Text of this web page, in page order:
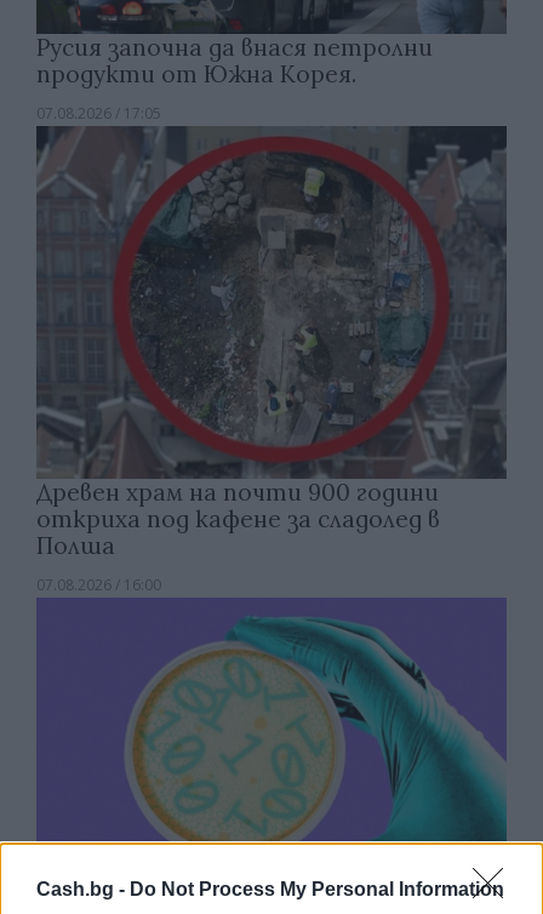
Cash.bg - Do Not Process My Personal Information
Русия започна да внася петролни
продукти от Южна Корея.
07.08.2026 / 17:05
Древен храм на почти 900 години
откриха под кафене за сладолед в
Полша
07.08.2026 / 16:00